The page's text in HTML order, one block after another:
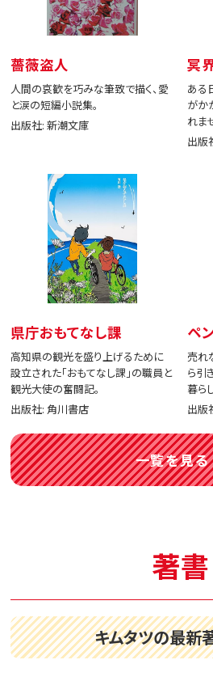
薔薇盗人
人間の哀歓を巧みな筆致で描く、愛
と涙の短編小説集。
出版社: 新潮文庫
冥
ある
がか
れま
来事
出版
県庁おもてなし課
高知県の観光を盛り上げるために
設立された「おもてなし課」の職員と
観光大使の奮闘記。
出版社: 角川書店
ペ
売れ
ら引
暮ら
出版
一覧を見る
著書
キムタツの最新